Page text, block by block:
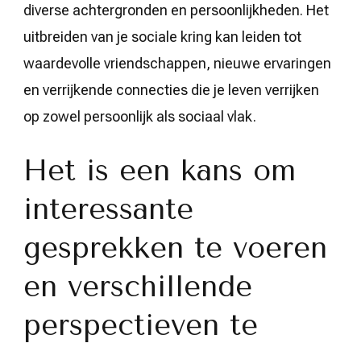
diverse achtergronden en persoonlijkheden. Het
uitbreiden van je sociale kring kan leiden tot
waardevolle vriendschappen, nieuwe ervaringen
en verrijkende connecties die je leven verrijken
op zowel persoonlijk als sociaal vlak.
Het is een kans om
interessante
gesprekken te voeren
en verschillende
perspectieven te